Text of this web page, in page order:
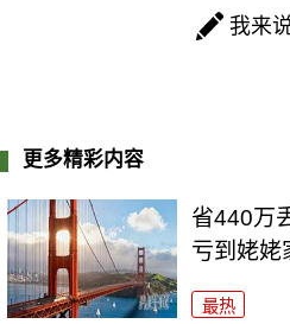
我来
更多精彩内容
省440万
亏到姥姥
最热